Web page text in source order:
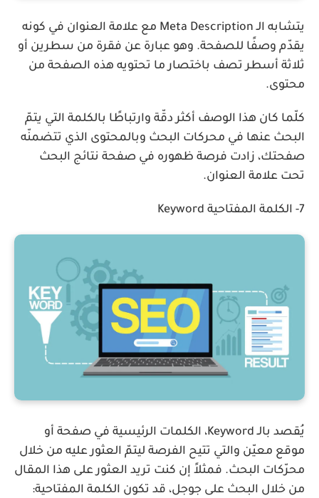
يتشابه الـ Meta Description مع علامة العنوان في كونه
يقدّم وصفًا للصفحة. وهو عبارة عن فقرة من سطرين أو
ثلاثة أسطر تصف باختصار ما تحتويه هذه الصفحة من
محتوى.
كلّما كان هذا الوصف أكثر دقّة وارتباطًا بالكلمة التي يتمّ
البحث عنها في محركات البحث وبالمحتوى الذي تتضمنّه
صفحتك، زادت فرصة ظهوره في صفحة نتائج البحث
تحت علامة العنوان.
7- الكلمة المفتاحية Keyword
يُقصد بالـ Keyword، الكلمات الرئيسية في صفحة أو
موقع معيّن والتي تتيح الفرصة ليتمّ العثور عليه من خلال
محرّكات البحث. فمثلاً إن كنت تريد العثور على هذا المقال
من خلال البحث على جوجل، قد تكون الكلمة المفتاحية: